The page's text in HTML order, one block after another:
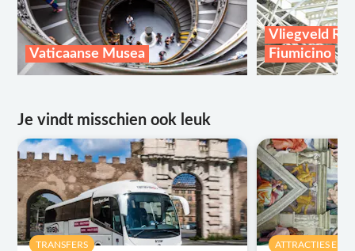
Vaticaanse Musea
Vliegveld
Fiumicino
Je vindt misschien ook leuk
TRANSFERS ATTRACTIES EN